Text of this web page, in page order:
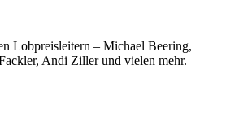
Lobpreisleitern – Michael Beering,
Andi Ziller und vielen mehr.